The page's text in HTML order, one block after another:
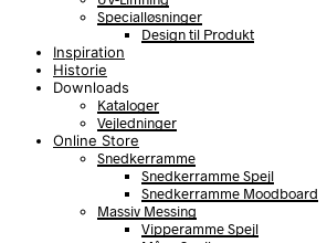
Specialløsninger
Design til Produkt
Inspiration
Historie
Downloads
Kataloger
Vejledninger
Online Store
Snedkerramme
Snedkerramme Spejl
Snedkerramme Moodboard
Massiv Messing
Vipperamme Spejl